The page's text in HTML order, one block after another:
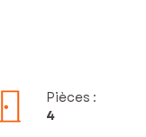
Pièces :
4